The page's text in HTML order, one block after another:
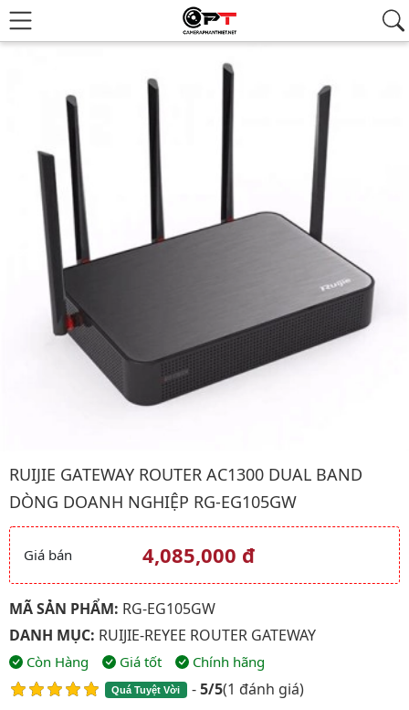
RUIJIE GATEWAY ROUTER AC1300 DUAL BAND
DÒNG DOANH NGHIỆP RG-EG105GW
Giá và khuyến mãi
Giá bán 4,085,000 đ
MÃ SẢN PHẨM: RG-EG105GW
DANH MỤC: RUIJIE-REYEE ROUTER GATEWAY
Còn Hàng Giá tốt Chính hãng
Quá Tuyệt Vời -5/5(1 đánh giá)